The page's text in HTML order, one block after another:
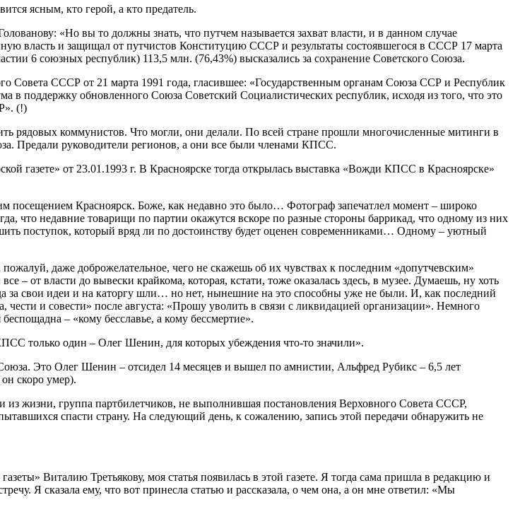
ясным, кто герой, а кто предатель.
«Но вы то должны знать, что путчем называется захват власти, и в данном случае
власть и защищал от путчистов Конституцию СССР и результаты состоявшегося в СССР 17 марта
6 союзных республик) 113,5 млн. (76,43%) высказались за сохранение Советского Союза.
Совета СССР от 21 марта 1991 года, гласившее: «Государственным органам Союза ССР и Республик
в поддержку обновленного Союза Советский Социалистических республик, исходя из того, что это
(!)
рядовых коммунистов. Что могли, они делали. По всей стране прошли многочисленные митинги в
Предали руководители регионов, а они все были членами КПСС.
газете» от 23.01.1993 г. В Красноярске тогда открылась выставка «Вожди КПСС в Красноярске»
посещением Красноярск. Боже, как недавно это было… Фотограф запечатлел момент – широко
недавние товарищи по партии окажутся вскоре по разные стороны баррикад, что одному из них
поступок, который вряд ли по достоинству будет оценен современниками… Одному – уютный
даже доброжелательное, чего не скажешь об их чувствах к последним «допутчевским»
– от власти до вывески крайкома, которая, кстати, тоже оказалась здесь, в музее. Думаешь, ну хоть
за свои идеи и на каторгу шли… но нет, нынешние на это способны уже не были. И, как последний
чести и совести» после августа: «Прошу уволить в связи с ликвидацией организации». Немного
– «кому бесславье, а кому бессмертие».
только один – Олег Шенин, для которых убеждения что-то значили».
Это Олег Шенин – отсидел 14 месяцев и вышел по амнистии, Альфред Рубикс – 6,5 лет
скоро умер).
из жизни, группа партбилетчиков, не выполнившая постановления Верховного Совета СССР,
спасти страну. На следующий день, к сожалению, запись этой передачи обнаружить не
Виталию Третьякову, моя статья появилась в этой газете. Я тогда сама пришла в редакцию и
Я сказала ему, что вот принесла статью и рассказала, о чем она, а он мне ответил: «Мы